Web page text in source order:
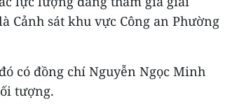
Cảnh sát khu vực Công an Phường
có đồng chí Nguyễn Ngọc Minh
tượng.